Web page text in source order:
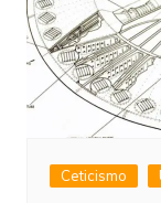
Ceticismo